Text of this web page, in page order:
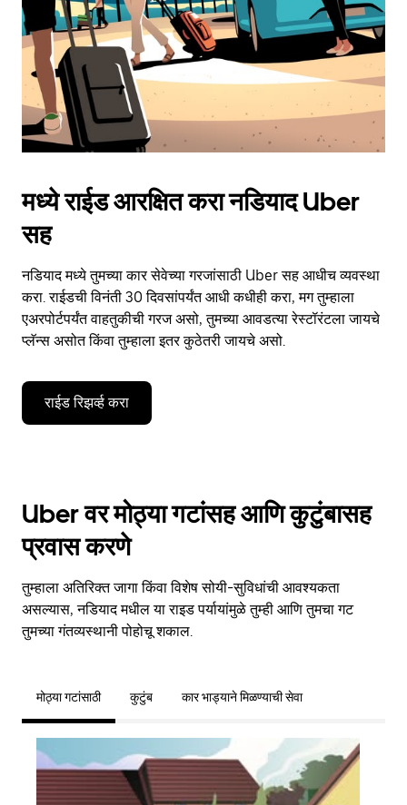
close
the
calendar.
मध्ये राईड आरक्षित करा नडियाद Uber
सह
नडियाद मध्ये तुमच्या कार सेवेच्या गरजांसाठी Uber सह आधीच व्यवस्था
करा. राईडची विनंती 30 दिवसांपर्यंत आधी कधीही करा, मग तुम्हाला
एअरपोर्टपर्यंत वाहतुकीची गरज असो, तुमच्या आवडत्या रेस्टॉरंटला जायचे
प्लॅन्स असोत किंवा तुम्हाला इतर कुठेतरी जायचे असो.
राईड रिझर्व्ह करा
Uber वर मोठ्या गटांसह आणि कुटुंबासह
प्रवास करणे
तुम्हाला अतिरिक्त जागा किंवा विशेष सोयी-सुविधांची आवश्यकता
असल्यास, नडियाद मधील या राइड पर्यायांमुळे तुम्ही आणि तुमचा गट
तुमच्या गंतव्यस्थानी पोहोचू शकाल.
मोठ्या गटांसाठी कुटुंब कार भाड्याने मिळण्याची सेवा